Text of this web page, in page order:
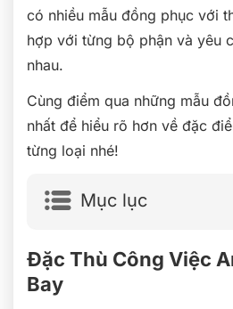
có nhiều mẫu đồng phục với
hợp với từng bộ phận và yêu
nhau.
Cùng điểm qua những mẫu
nhất để hiểu rõ hơn về đặc
từng loại nhé!
Mục lục
Đặc Thù Công Việc
Bay